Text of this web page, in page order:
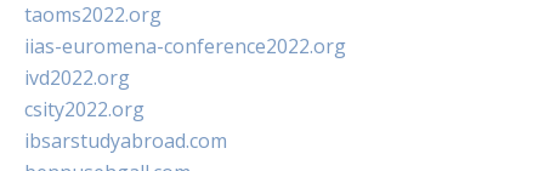
taoms2022.org
iias-euromena-conference2022.org
ivd2022.org
csity2022.org
ibsarstudyabroad.com